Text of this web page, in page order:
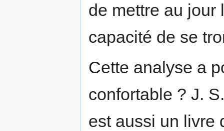
de mettre au jour
capacité de se
Cette analyse a
confortable ? J.
est aussi un livre